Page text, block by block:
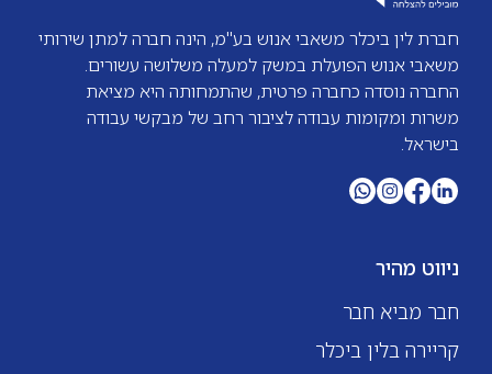
חברת לין ביכלר משאבי אנוש בע"מ, הינה חברה למתן שירותי
משאבי אנוש הפועלת במשק למעלה משלושה עשורים.
החברה נוסדה כחברה פרטית, שהתמחותה היא מציאת
משרות ומקומות עבודה לציבור רחב של מבקשי עבודה
בישראל.
ניווט מהיר
חבר מביא חבר
קריירה בלין ביכלר